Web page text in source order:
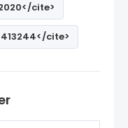
cite>
cite>